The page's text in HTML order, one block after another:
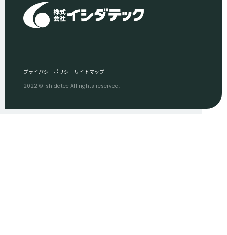
プライバシーポリシーサイトマップ
2022 © Ishidatec All rights reserved.